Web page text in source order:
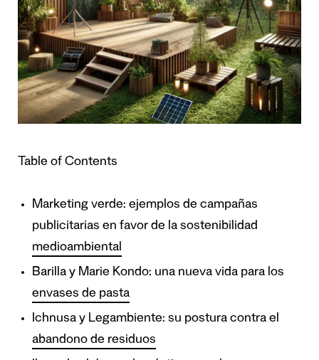
Table of Contents
Marketing verde: ejemplos de campañas
publicitarias en favor de la sostenibilidad
medioambiental
Barilla y Marie Kondo: una nueva vida para los
envases de pasta
Ichnusa y Legambiente: su postura contra el
abandono de residuos